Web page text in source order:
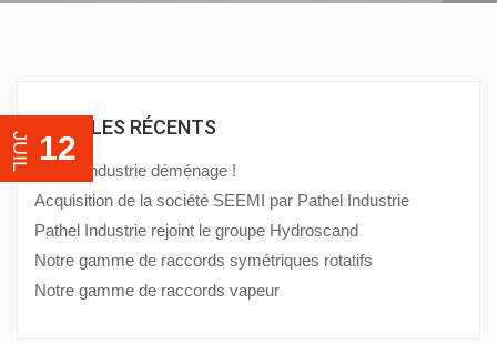
ARTICLES RÉCENTS
Pathel Industrie déménage !
Acquisition de la société SEEMI par Pathel Industrie
Pathel Industrie rejoint le groupe Hydroscand
Notre gamme de raccords symétriques rotatifs
Notre gamme de raccords vapeur
12
JUIL